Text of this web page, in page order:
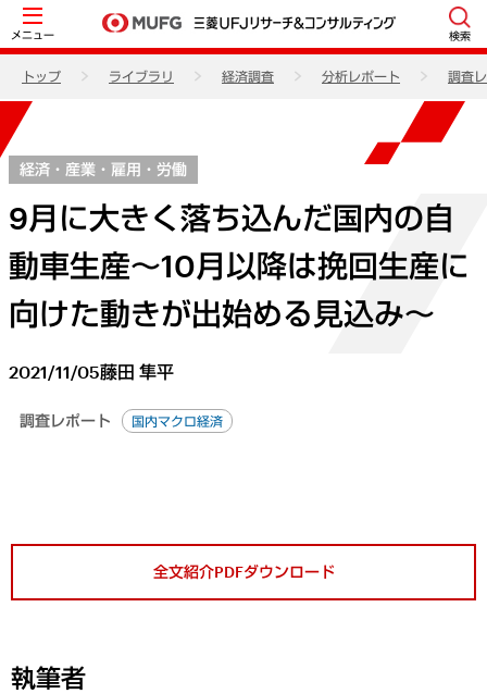
メニュー 検索
トップ ライブラリ 経済調査 分析レポート 調査
経済・産業・雇用・労働
9月に大きく落ち込んだ国内の自
動車生産～10月以降は挽回生産に
向けた動きが出始める見込み～
2021/11/05藤田 隼平
調査レポート 国内マクロ経済
全文紹介PDFダウンロード
執筆者